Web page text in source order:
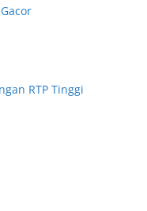
RTP Tinggi